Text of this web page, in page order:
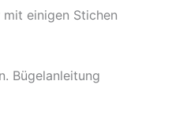
einigen Stichen
Bügelanleitung